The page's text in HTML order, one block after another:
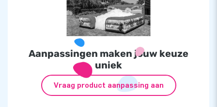
Aanpassingen maken jouw keuze
uniek
Vraag product aanpassing aan